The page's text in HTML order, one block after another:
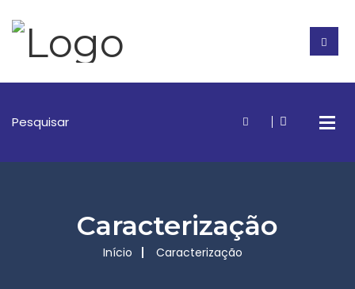
Caracterização
Início Caracterização